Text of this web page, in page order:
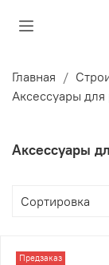
Главная
Аксессуары
Аксессуары
Предзаказ